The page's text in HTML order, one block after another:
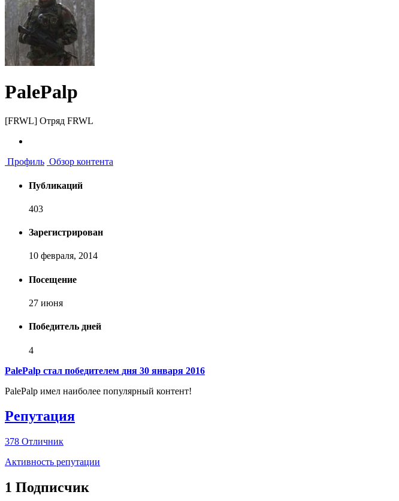
PalePalp
[FRWL] Отряд FRWL
Профиль Обзор контента
Публикаций
403
Зарегистрирован
10 февраля, 2014
Посещение
27 июня
Победитель дней
4
PalePalp стал победителем дня 30 января 2016
PalePalp имел наиболее популярный контент!
Репутация
378 Отличник
Активность репутации
1 Подписчик